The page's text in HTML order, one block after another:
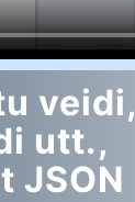
veidi,
utt.,
JSON